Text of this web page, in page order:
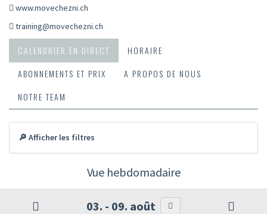
www.movechezni.ch
training@movechezni.ch
CALENDRIER EN DIRECT
HORAIRE
ABONNEMENTS ET PRIX
A PROPOS DE NOUS
NOTRE TEAM
🔎 Afficher les filtres
Vue hebdomadaire
03. - 09. août